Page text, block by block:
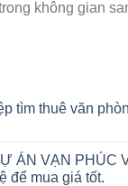
không gian
tìm thuê văn
ÁN VẠN PHÚC
để mua giá tốt.